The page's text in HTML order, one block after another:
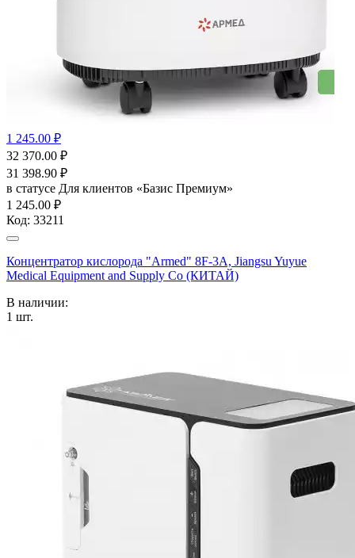
1 245.00 ₽
32 370.00 ₽
31 398.90 ₽
в статусе Для клиентов «Базис Премиум»
1 245.00 ₽
Код: 33211
Концентратор кислорода "Armed" 8F-3А, Jiangsu Yuyue
Medical Equipment and Supply Co (КИТАЙ)
В наличии:
1 шт.